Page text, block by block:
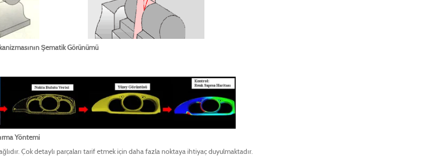
Şematik Görünümü
Yöntemi
Çok detaylı parçaları tarif etmek için daha fazla noktaya ihtiyaç duyulmaktadır.